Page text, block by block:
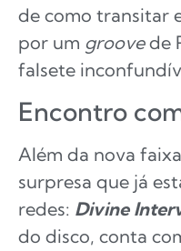
de como transitar
por um groovede
falsete
Encontro
Além da nova
surpresa que já
redes: Divine
do disco, conta